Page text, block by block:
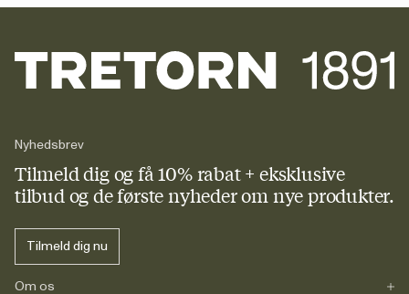
Nyhedsbrev
Tilmeld dig og få 10% rabat + eksklusive
tilbud og de første nyheder om nye produkter.
Tilmeld dig nu
Om os